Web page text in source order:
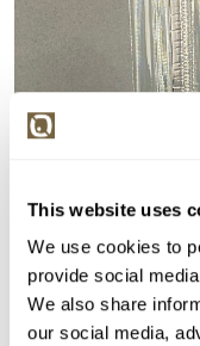
This website uses
We use cookies to
provide social
We also share
our social media,